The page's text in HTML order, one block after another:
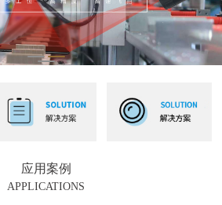
应用案例
APPLICATIONS